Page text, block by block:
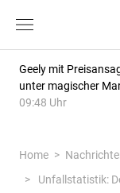
Geely mit
unter magischer
09:48 Uhr
Home
Unfallstatistik: